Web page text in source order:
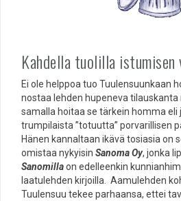
Kahdella tuolilla istumisen
Ei ole helppoa tuo Tuulensuunkaan
nostaa lehden hupeneva tilauskanta
samalla hoitaa se tärkein homma eli
trumpilaista ”totuutta” porvarillisen
Hänen kannaltaan ikävä tosiasia on
omistaa nykyisin Sanoma Oy, jonka
Sanomillaon edelleenkin
laatulehden kirjoilla. Aamulehden
Tuulensuu tekee parhaansa, ettei